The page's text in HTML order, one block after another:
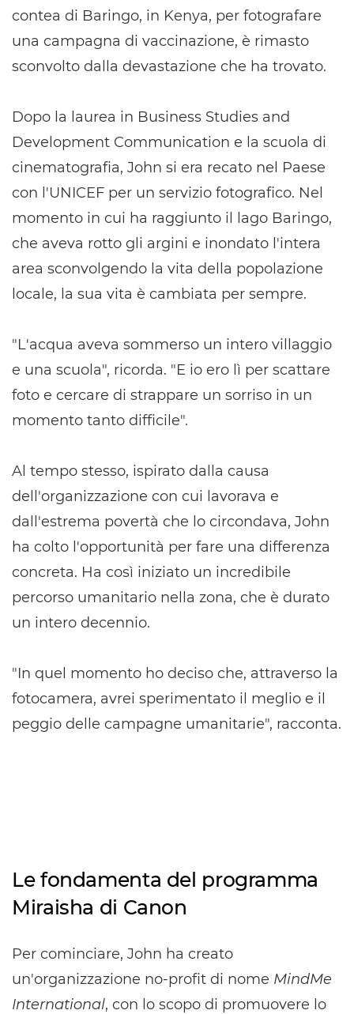
contea di Baringo, in Kenya, per fotografare
una campagna di vaccinazione, è rimasto
sconvolto dalla devastazione che ha trovato.
Dopo la laurea in Business Studies and
Development Communication e la scuola di
cinematografia, John si era recato nel Paese
con l'UNICEF per un servizio fotografico. Nel
momento in cui ha raggiunto il lago Baringo,
che aveva rotto gli argini e inondato l'intera
area sconvolgendo la vita della popolazione
locale, la sua vita è cambiata per sempre.
"L'acqua aveva sommerso un intero villaggio
e una scuola", ricorda. "E io ero lì per scattare
foto e cercare di strappare un sorriso in un
momento tanto difficile".
Al tempo stesso, ispirato dalla causa
dell'organizzazione con cui lavorava e
dall'estrema povertà che lo circondava, John
ha colto l'opportunità per fare una differenza
concreta. Ha così iniziato un incredibile
percorso umanitario nella zona, che è durato
un intero decennio.
"In quel momento ho deciso che, attraverso la
fotocamera, avrei sperimentato il meglio e il
peggio delle campagne umanitarie", racconta.
Le fondamenta del programma
Miraisha di Canon
Per cominciare, John ha creato
un'organizzazione no-profit di nome MindMe
International, con lo scopo di promuovere lo